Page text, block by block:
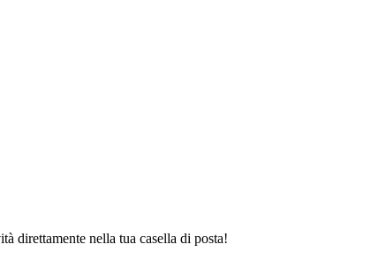
direttamente nella tua casella di posta!